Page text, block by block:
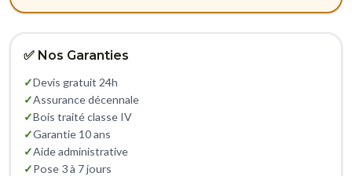
✅ Nos Garanties
✓Devis gratuit 24h
✓Assurance décennale
✓Bois traité classe IV
✓Garantie 10 ans
✓Aide administrative
✓Pose 3 à 7 jours